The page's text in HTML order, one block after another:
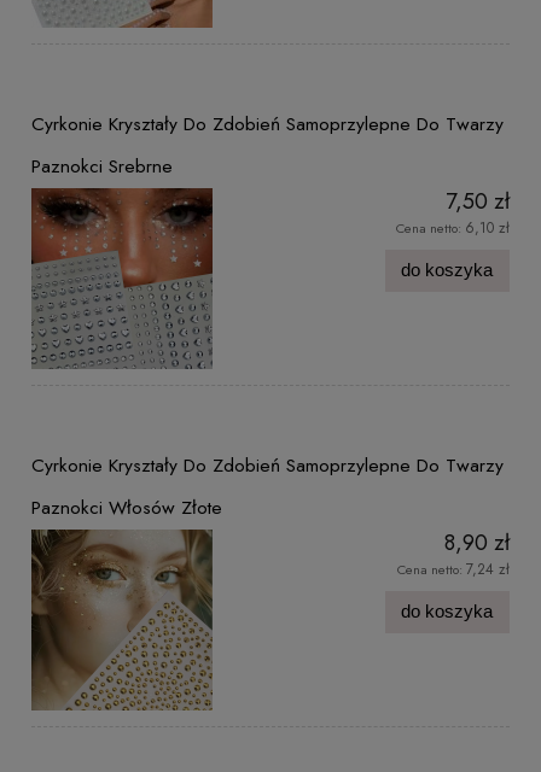
Cyrkonie Kryształy Do Zdobień Samoprzylepne Do Twarzy
Paznokci Srebrne
7,50 zł
Cena netto: 6,10 zł
do koszyka
Cyrkonie Kryształy Do Zdobień Samoprzylepne Do Twarzy
Paznokci Włosów Złote
8,90 zł
Cena netto: 7,24 zł
do koszyka